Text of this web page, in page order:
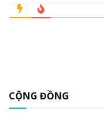
CỘNG ĐỒNG